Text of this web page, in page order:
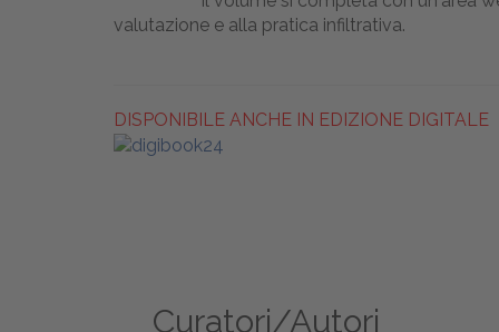
valutazione e alla pratica infiltrativa.
DISPONIBILE ANCHE IN EDIZIONE DIGITALE
Curatori/Autori